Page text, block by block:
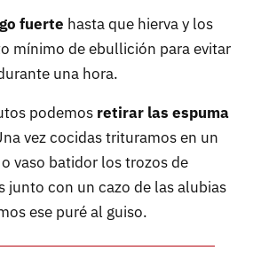
fuerte hasta que hierva y los
mínimo de ebullición para evitar
una hora.
podemos retirar las espuma
vez cocidas trituramos en un
vaso batidor los trozos de
junto con un cazo de las alubias
ese puré al guiso.